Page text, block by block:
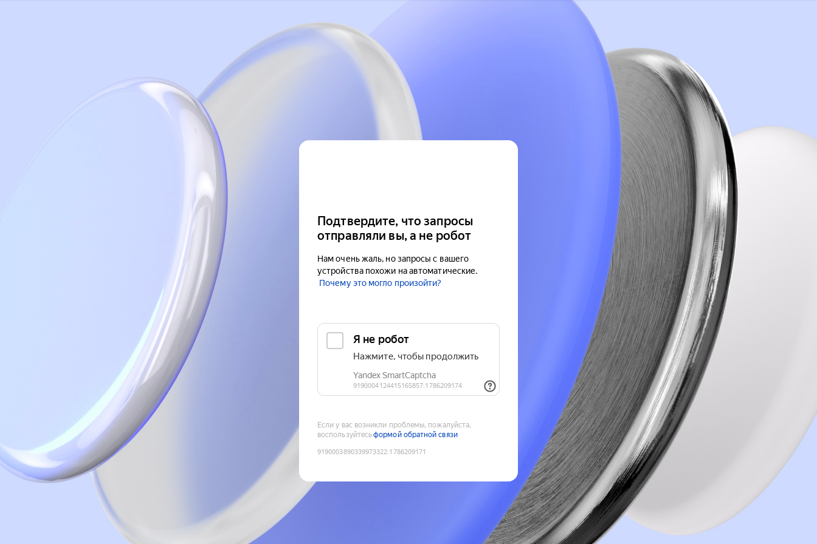
Подтвердите, что запросы
отправляли вы, а не робот
Нам очень жаль, но запросы с вашего
устройства похожи на автоматические.
Почему это могло произойти?
Если у вас возникли проблемы, пожалуйста,
воспользуйтесьформой обратной связи
9190003890339973322:1786209171